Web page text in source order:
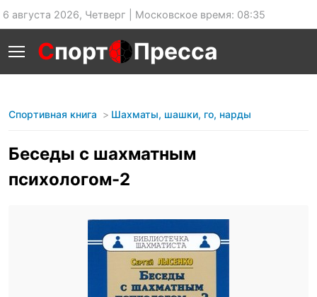
6 августа 2026, Четверг | Московское время: 08:35
Спорт Пресса
Спортивная книга Шахматы, шашки, го, нарды
Беседы с шахматным
психологом-2